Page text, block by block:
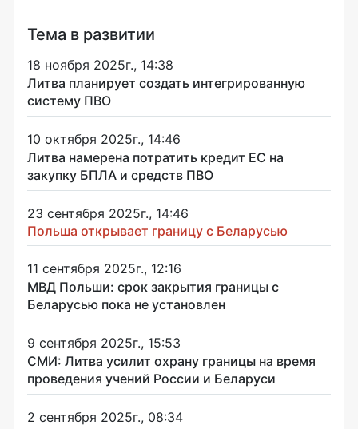
Тема в развитии
18 ноября 2025г., 14:38
Литва планирует создать интегрированную
систему ПВО
10 октября 2025г., 14:46
Литва намерена потратить кредит ЕС на
закупку БПЛА и средств ПВО
23 сентября 2025г., 14:46
Польша открывает границу с Беларусью
11 сентября 2025г., 12:16
МВД Польши: срок закрытия границы с
Беларусью пока не установлен
9 сентября 2025г., 15:53
СМИ: Литва усилит охрану границы на время
проведения учений России и Беларуси
2 сентября 2025г., 08:34